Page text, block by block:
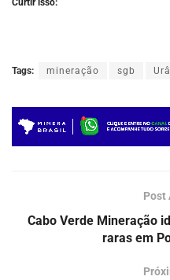
Curtir isso:
Tags: mineração sgb
Post
Cabo Verde Mineração
raras em